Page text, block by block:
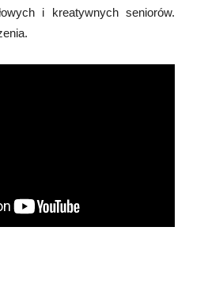
i kreatywnych seniorów.